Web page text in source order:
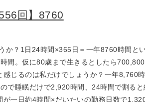
556回】8760
か？1日24時間×365日＝一年8760時間と
間。仮に80歳まで生きるとしたら
じるのは私だけでしょうか？一年8,760
で睡眠だけで2,920時間、24時間で割ると
一日約4時間×だいたいの勤務日数で1,320